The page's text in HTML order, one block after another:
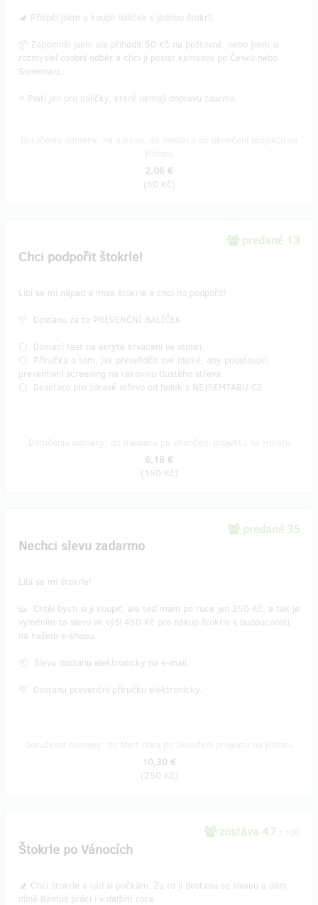
🚽 Přispěl jsem a koupil balíček s jednou štokrlí.
📦 Zapomněl jsem ale přihodit 50 Kč na poštovné, nebo jsem si
rozmyslel osobní odběr a chci ji poslat kamkoliv po Česku nebo
Slovensku.
⭐ Platí jen pro balíčky, které nemají dopravu zdarma.
2,06 €
(50 Kč)
predané 13
Chci podpořit štokrle!
Líbí se mi nápad a mise štokrle a chci ho podpořit!
💛 Dostanu za to PREVENČNÍ BALÍČEK:
⚪ Domácí test na skryté krvácení ve stolici.
⚪ Příručka o tom, jak přesvědčit své blízké, aby podstoupili
preventivní screening na rakovinu tlustého střeva.
⚪ Desetaro pro zdravé střevo od holek z NEJSEMTABU.CZ
6,18 €
(150 Kč)
predané 35
Nechci slevu zadarmo
Líbí se mi štokrle!
🎫 Chtěl bych si ji koupit, ale teď mám po ruce jen 250 Kč, a tak je
vyměním za slevu ve výši 450 Kč pro nákup štokrle v budoucnosti
na našem e-shopu.
📦 Slevu dostanu elektronicky na e-mail.
💛 Dostanu prevenční příručku elektronicky.
10,30 €
(250 Kč)
zostáva 47 z 100
Štokrle po Vánocích
🚽 Chci štokrle a rád si počkám. Za to ji dostanu se slevou a dám
dílně Ramus práci i v dalším roce.